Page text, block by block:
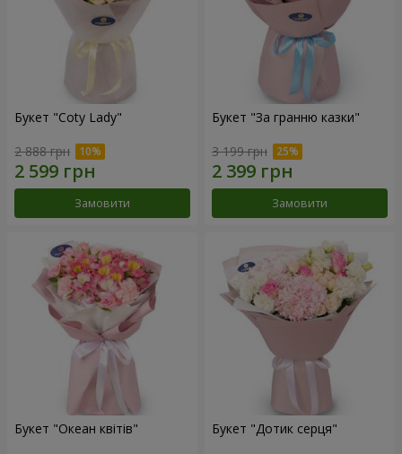
Букет "Coty Lady"
2 888 грн
Замовити
Букет "За гранню казки"
3 199 грн
Замовити
Букет "Океан квітів" Букет "Дотик серця"